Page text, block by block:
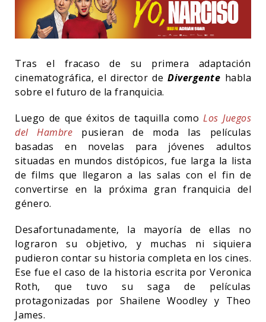
Tras el fracaso de su primera adaptación
cinematográfica, el director deDivergente habla
sobre el futuro de la franquicia.
Luego de que éxitos de taquilla comoLos Juegos
del Hambre pusieran de moda las películas
basadas en novelas para jóvenes adultos
situadas en mundos distópicos, fue larga la lista
de films que llegaron a las salas con el fin de
convertirse en la próxima gran franquicia del
género.
Desafortunadamente, la mayoría de ellas no
lograron su objetivo, y muchas ni siquiera
pudieron contar su historia completa en los cines.
Ese fue el caso de la historia escrita por Veronica
Roth, que tuvo su saga de películas
protagonizadas por Shailene Woodley y Theo
James.